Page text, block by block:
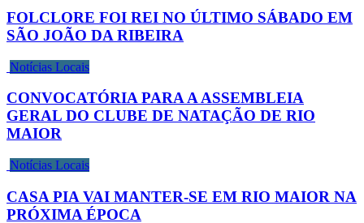
FOLCLORE FOI REI NO ÚLTIMO SÁBADO EM
SÃO JOÃO DA RIBEIRA
Notícias Locais
CONVOCATÓRIA PARA A ASSEMBLEIA
GERAL DO CLUBE DE NATAÇÃO DE RIO
MAIOR
Notícias Locais
CASA PIA VAI MANTER-SE EM RIO MAIOR NA
PRÓXIMA ÉPOCA